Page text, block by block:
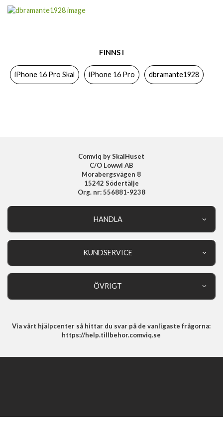
MagSafe-kompatibel, Miljövänlig,
Stativfunktion
Färg Blå
FINNS I
iPhone 16 Pro Skal iPhone 16 Pro dbramante1928
Comviq by SkalHuset
C/O Lowwi AB
Morabergsvägen 8
15242 Södertälje
Org. nr: 556881-9238
HANDLA
KUNDSERVICE
ÖVRIGT
Integritetspolicy
Via vårt hjälpcenter så hittar du svar på de vanligaste frågorna:
https://help.tillbehor.comviq.se